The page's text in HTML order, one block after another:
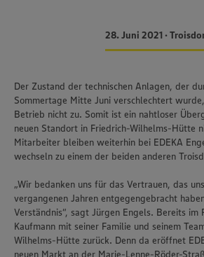
Wir setzen Cookies und andere
28. Juni 2021 •
Der Zustand der technischen Anlagen, der
Sommertage Mitte Juni verschlechtert
Betrieb nicht zu. Somit ist ein nahtloser
neuen Standort in Friedrich-Wilhelms-Hütte
Mitarbeiter bleiben weiterhin bei EDEKA
wechseln zu einem der beiden anderen
„Wir bedanken uns für das Vertrauen, das
vergangenen Jahren entgegengebracht
Verständnis“, sagt Jürgen Engels. Bereits
Kaufmann mit seiner Familie und seinem
Wilhelms-Hütte zurück. Denn da eröffnet
neuen Markt an der Marie-Lenne-Röder-